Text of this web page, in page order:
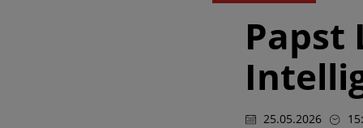
Papst
25.05.2026